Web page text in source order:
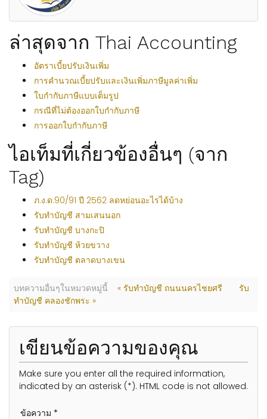
ล่าสุดจาก Thai Accounting
อัตราเบี้ยปรับเงินเพิ่ม
การคำนวณเบี้ยปรับและเงินเพิ่มภาษีมูลค่าเพิ่ม
ใบกำกับภาษีแบบเต็มรูป
กรณีที่ไม่ต้องออกใบกำกับภาษี
การออกใบกำกับภาษี
ไอเท็มที่เกี่ยวข้องอื่นๆ (จาก
Tag)
ภ.ง.ด.90/91 ปี 2562 ลดหย่อนอะไรได้บ้าง
รับทำบัญชี สามเสนนอก
รับทำบัญชี บางกะปิ
รับทำบัญชี ห้วยขวาง
รับทำบัญชี ตลาดบางเขน
บทความอื่นๆในหมวดหมู่นี้ « รับทำบัญชี ถนนนครไชยศรี
รับ
ทำบัญชี คลองชักพระ »
เขียนข้อความของคุณ
Make sure you enter all the required information,
indicated by an asterisk (*). HTML code is not allowed.
ข้อความ *